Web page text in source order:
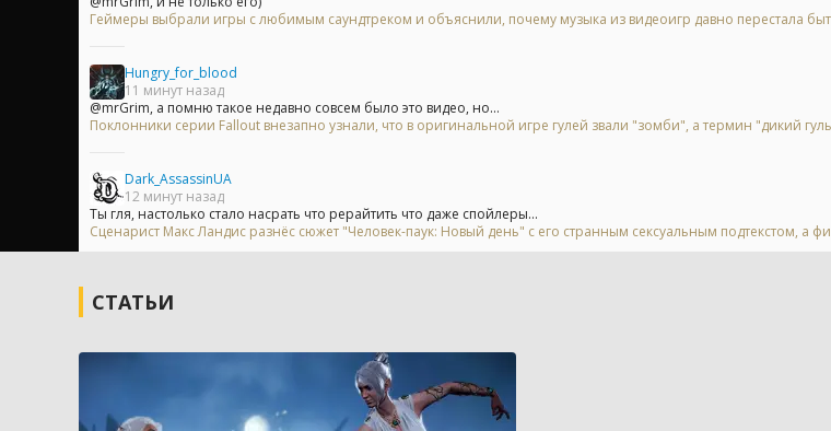
Геймеры выбрали игры с любимым саундтреком и объяснили, почему музыка из видеоигр давно перестала
Hungry_for_blood
11 минут назад
@mrGrim, а помню такое недавно совсем было это видео, но...
Поклонники серии Fallout внезапно узнали, что в оригинальной игре гулей звали "зомби", а термин "дикий
Dark_AssassinUA
12 минут назад
Ты гля, настолько стало насрать что рерайтить что даже спойлеры...
Сценарист Макс Ландис разнёс сюжет "Человек-паук: Новый день" с его странным сексуальным подтекстом, а
СТАТЬИ